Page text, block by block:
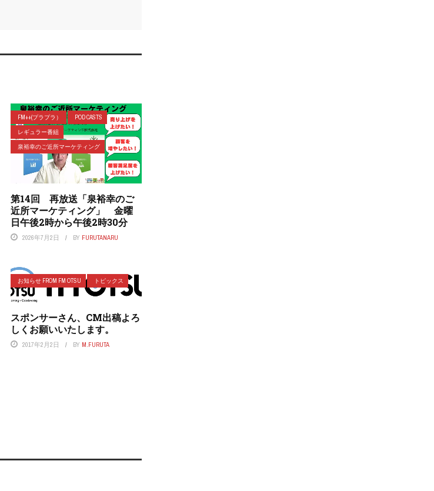
FM++(プラプラ）
POD CASTS
レギュラー番組
泉裕幸のご近所マーケティング
第14回 再放送「泉裕幸のご
近所マーケティング」 金曜
日午後2時から午後2時30分
2026年7月2日 BY FURUTANARU
お知らせ FROM FM OTSU トピックス
スポンサーさん、CM出稿よろ
しくお願いいたします。
2017年2月2日 BY M.FURUTA